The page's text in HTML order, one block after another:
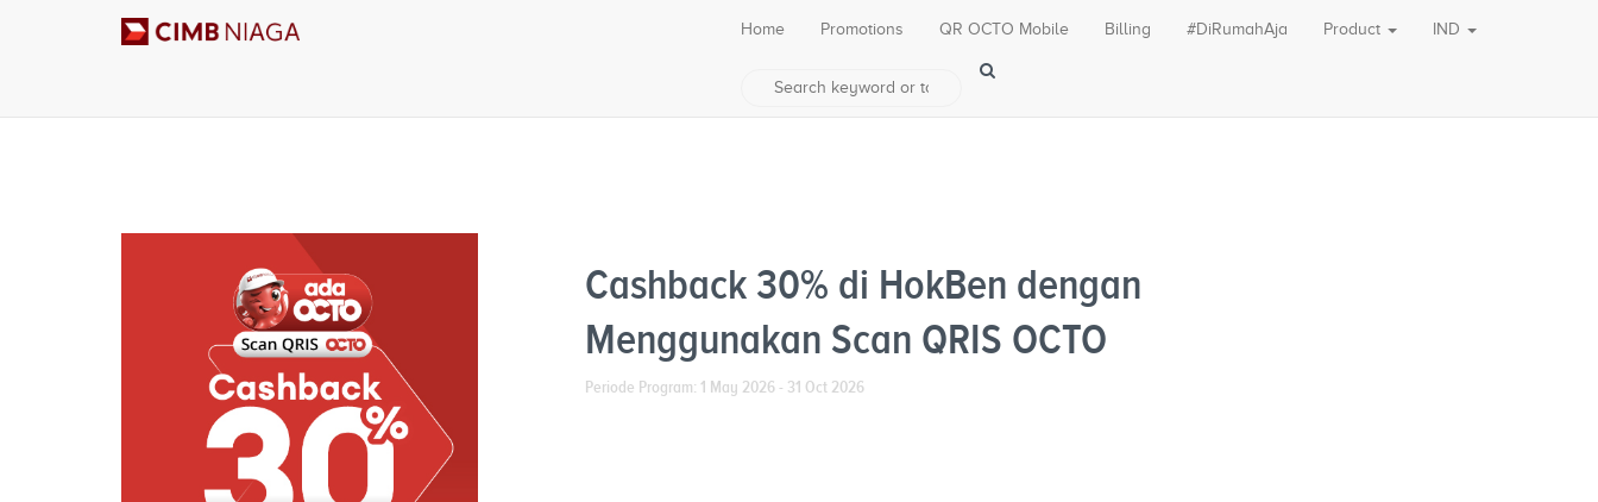
Cashback 30% di HokBen dengan
Menggunakan Scan QRIS OCTO
Periode Program: 1 May 2026 - 31 Oct 2026
Home Promotions QR OCTO Mobile Billing #DiRumahAja Product IND